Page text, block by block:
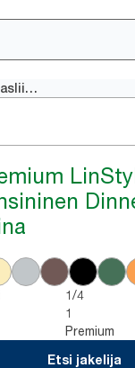
Tork Premium LinStyle® tummansininen Dinner-lautasliina
1/4
1
Premium
Etsi jakelija